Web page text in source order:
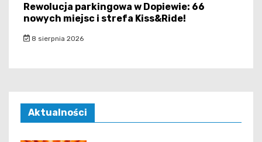
Rewolucja parkingowa w Dopiewie: 66
nowych miejsc i strefa Kiss&Ride!
8 sierpnia 2026
Aktualności